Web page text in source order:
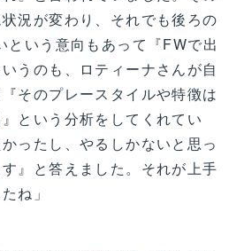
況が変わり、それでも後ろの
という意向もあって『FWで出
うのも、ロティーナさんが自
そのプレースタイルや特徴は
という分析をしてくれてい
ったし、やるしかないと思っ
』と答えました。それが上手
ね」